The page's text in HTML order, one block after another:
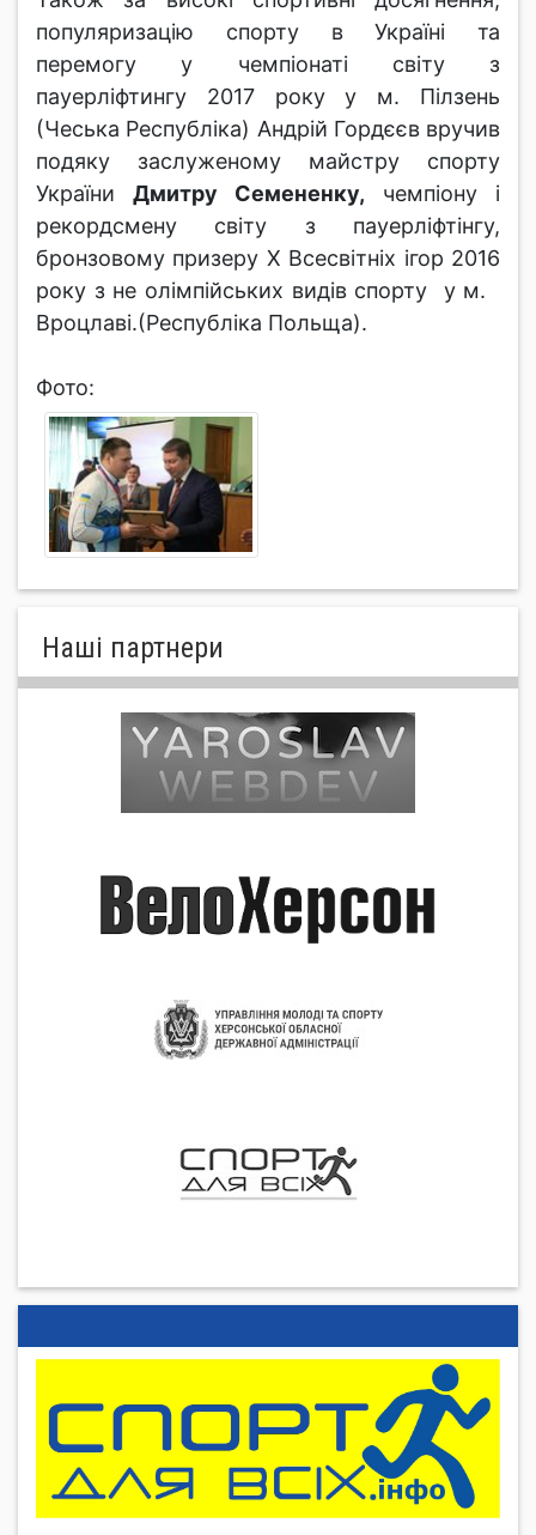
популяризацію спорту в Україні та
перемогу у чемпіонаті світу з
пауерліфтингу 2017 року у м. Пілзень
(Чеська Республіка) Андрій Гордєєв вручив
подяку заслуженому майстру спорту
України Дмитру Семененку, чемпіону і
рекордсмену світу з пауерліфтінгу,
бронзовому призеру Х Всесвітніх ігор 2016
року з не олімпійських видів спорту у м.
Вроцлаві.(Республіка Польща).
Фото:
Нашi партнери